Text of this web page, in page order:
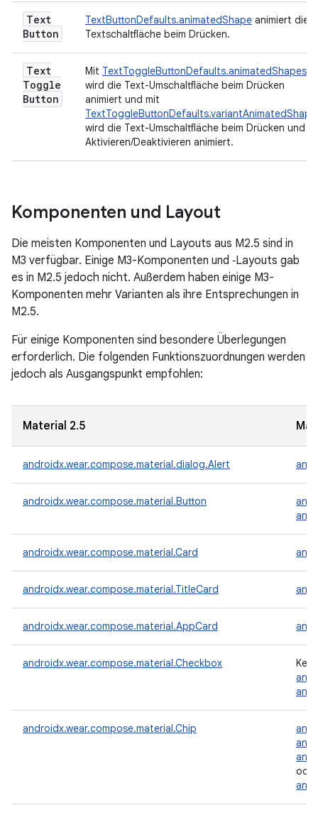
Text
Button
TextButtonDefaults.animatedShape animiert die
Textschaltfläche beim Drücken.
Text
Toggle
Button
Mit TextToggleButtonDefaults.animatedShapes
wird die Text-Umschaltfläche beim Drücken
animiert und mit
wird die Text-Umschaltfläche beim Drücken und
Aktivieren/Deaktivieren animiert.
Komponenten und Layout
Die meisten Komponenten und Layouts aus M2.5 sind in
M3 verfügbar. Einige M3-Komponenten und ‑Layouts gab
es in M2.5 jedoch nicht. Außerdem haben einige M3-
Komponenten mehr Varianten als ihre Entsprechungen in
M2.5.
Für einige Komponenten sind besondere Überlegungen
erforderlich. Die folgenden Funktionszuordnungen werden
jedoch als Ausgangspunkt empfohlen:
Material 2.5
androidx.wear.compose.material.dialog.Alert
androidx.wear.compose.material.Button
androidx.wear.compose.material.Card
androidx.wear.compose.material.TitleCard
androidx.wear.compose.material.AppCard
androidx.wear.compose.material.Checkbox
androidx.wear.compose.material.Chip
oder